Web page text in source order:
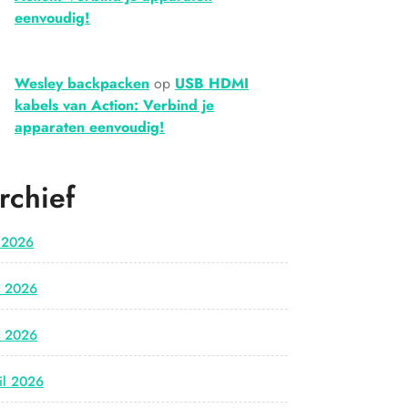
eenvoudig!
Wesley backpacken op USB HDMI
kabels van Action: Verbind je
apparaten eenvoudig!
2026
2026
2026